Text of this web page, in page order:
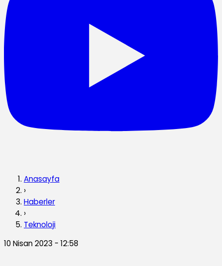
Anasayfa
›
Haberler
›
Teknoloji
10 Nisan 2023 - 12:58